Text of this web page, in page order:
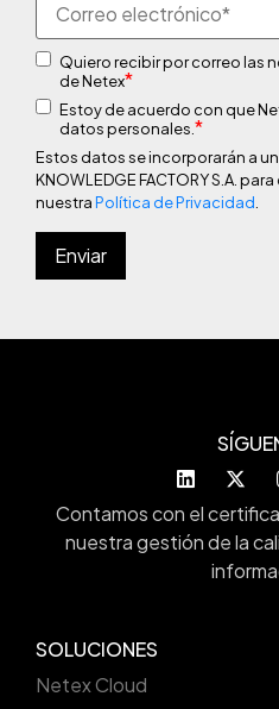
Quiero recibir por correo las
de Netex*
Estoy de acuerdo con que
datos personales.*
Estos datos se incorporarán a
KNOWLEDGE FACTORY S.A.
nuestraPolítica de Privacidad.
SOLUCIONES
Netex Cloud
Contamos con el
nuestra gestión de la